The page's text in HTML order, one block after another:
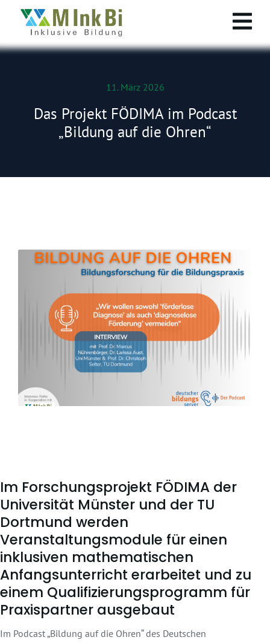
11. März 2026
Das Projekt FÖDIMA im Podcast
„Bildung auf die Ohren“
Im Forschungsprojekt FÖDIMA der
Universität Münster und der TU
Dortmund werden
Veranstaltungsmodule für einen
inklusiven mathematischen
Anfangsunterricht erarbeitet und zu
einem Qualifizierungsprogramm für
Praxispartner ausgebaut
Im Podcast „Bildung auf die Ohren“ des Deutschen